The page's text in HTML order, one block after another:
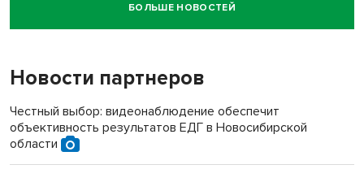
Новосибирский суд наказал водителя за смерть
пенсионерки на вокзале
БОЛЬШЕ НОВОСТЕЙ
Новости партнеров
Честный выбор: видеонаблюдение обеспечит
объективность результатов ЕДГ в Новосибирской
области